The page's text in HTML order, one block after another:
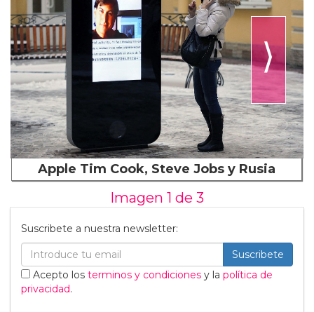
⟩
Apple Tim Cook, Steve Jobs y Rusia
Imagen 1 de 3
Suscribete a nuestra newsletter:
Suscribete
Acepto los terminos y condiciones y la política de
privacidad.